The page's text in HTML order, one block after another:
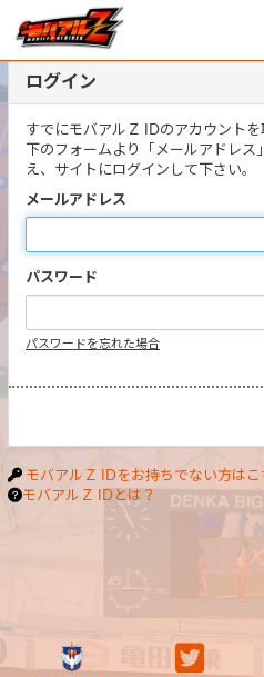
ログイン
すでにモバアルＺ IDのアカウント
下のフォームより「メールアドレ
え、サイトにログインして下さい。
メールアドレス
パスワード
パスワードを忘れた場合
モバアルＺ IDをお持ちでない方はこ
モバアルＺ IDとは？